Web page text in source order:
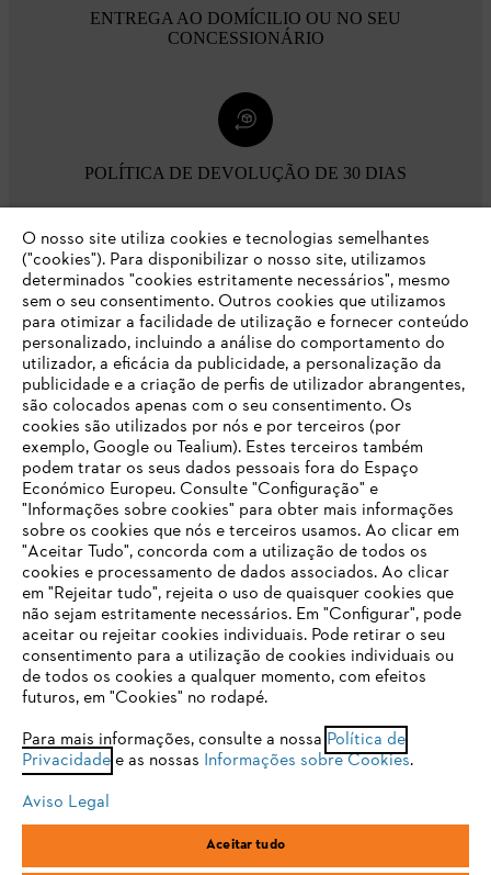
ENTREGA AO DOMÍCILIO OU NO SEU
CONCESSIONÁRIO
POLÍTICA DE DEVOLUÇÃO DE 30 DIAS
Opções de pagamento
Empresa
FAQs Loja Online
Contacto
Condições gerais de venda Proteção de Dados
Sobre nós
R.C.Emp. Ed.3-P.0-Lj.2
O SEU NAVEGADOR NÃO SUPORTA
ESTE WEBSITE
Está utilizar um navegador que ainda não suportamos. Para
obter o melhor uso de nosso site, recomendamos que altere
para um dos seguintes navegadores:
firefox chrome
safari edge
O nosso site utiliza cookies e tecnologias semelhantes
("cookies"). Para disponibilizar o nosso site, utilizamos
determinados "cookies estritamente necessários", mesmo
sem o seu consentimento. Outros cookies que utilizamos
para otimizar a facilidade de utilização e fornecer conteúdo
personalizado, incluindo a análise do comportamento do
utilizador, a eficácia da publicidade, a personalização da
publicidade e a criação de perfis de utilizador abrangentes,
são colocados apenas com o seu consentimento. Os
cookies são utilizados por nós e por terceiros (por
exemplo, Google ou Tealium). Estes terceiros também
podem tratar os seus dados pessoais fora do Espaço
Económico Europeu. Consulte "Configuração" e
"Informações sobre cookies" para obter mais informações
sobre os cookies que nós e terceiros usamos. Ao clicar em
"Aceitar Tudo", concorda com a utilização de todos os
cookies e processamento de dados associados. Ao clicar
em "Rejeitar tudo", rejeita o uso de quaisquer cookies que
não sejam estritamente necessários. Em "Configurar", pode
aceitar ou rejeitar cookies individuais. Pode retirar o seu
consentimento para a utilização de cookies individuais ou
de todos os cookies a qualquer momento, com efeitos
futuros, em "Cookies" no rodapé.
Para mais informações, consulte a nossa Política de
Privacidadee as nossas Informações sobre Cookies.
Aviso Legal
Aceitar tudo